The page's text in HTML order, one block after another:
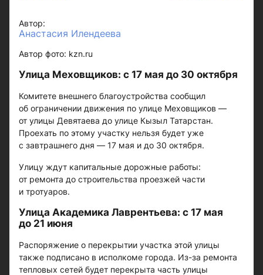
Автор:
Анастасия Илендеева
Автор фото: kzn.ru
Улица Меховщиков: с 17 мая до 30 октября
Комитете внешнего благоустройства сообщил
об ограничении движения по улице Меховщиков —
от улицы Девятаева до улице Кызыл Татарстан.
Проехать по этому участку нельзя будет уже
с завтрашнего дня — 17 мая и до 30 октября.
Улицу ждут капитальные дорожные работы:
от ремонта до строительства проезжей части
и тротуаров.
Улица Академика Лаврентьева: с 17 мая
до 21 июня
Распоряжение о перекрытии участка этой улицы
также подписано в исполкоме города. Из-за ремонта
тепловых сетей будет перекрыта часть улицы